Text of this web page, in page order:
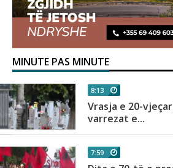
MINUTE PAS MINUTE
8:13
Vrasja e 20-
varrezat e...
7:59